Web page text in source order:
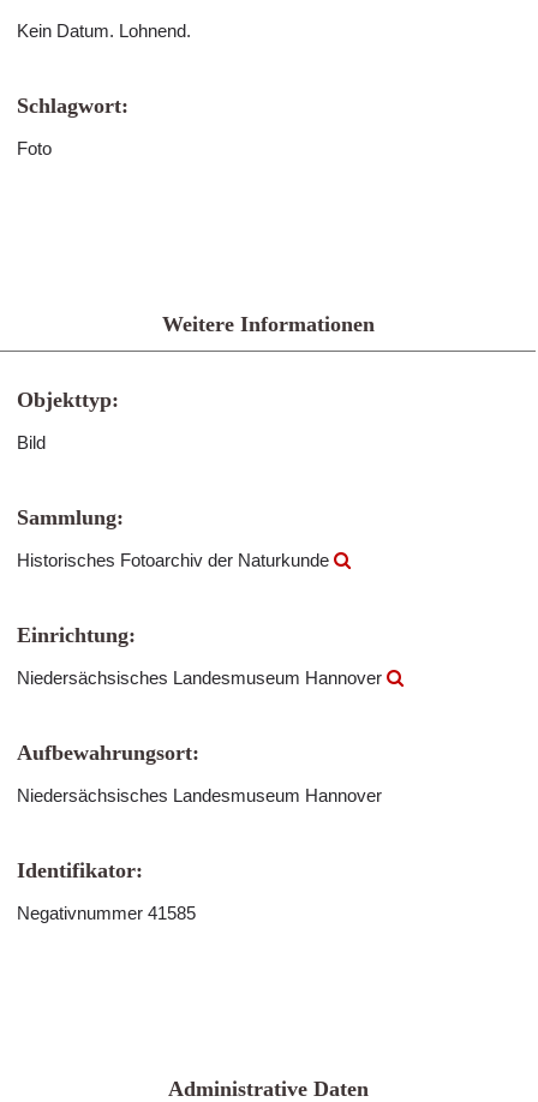
Kein Datum. Lohnend.
Schlagwort:
Foto
Weitere Informationen
Objekttyp:
Bild
Sammlung:
Historisches Fotoarchiv der Naturkunde
Einrichtung:
Niedersächsisches Landesmuseum Hannover
Aufbewahrungsort:
Niedersächsisches Landesmuseum Hannover
Identifikator:
Negativnummer 41585
Administrative Daten